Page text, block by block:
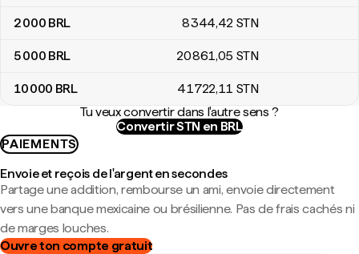
2 000 BRL 8 344,42 STN
5 000 BRL 20 861,05 STN
10 000 BRL 41 722,11 STN
Tu veux convertir dans l'autre sens ?
Convertir STN en BRL
PAIEMENTS
Envoie et reçois de l'argent en secondes
Partage une addition, rembourse un ami, envoie directement
vers une banque mexicaine ou brésilienne. Pas de frais cachés ni
de marges louches.
Ouvre ton compte gratuit